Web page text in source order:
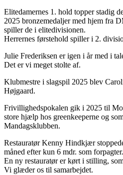
Elitedamernes 1. hold topper stadig
2025 bronzemedaljer med hjem fra
spiller de i elitedivisionen.
Herrernes førstehold spiller i 2.
Julie Frederiksen er igen i år med i
Det er vi meget stolte af.
Klubmestre i slagspil 2025 blev
Højgaard.
Frivillighedspokalen gik i 2025 til
store hjælp hos greenkeeperne og
Mandagsklubben.
Restauratør Kenny Hindkjær
måned efter kun 6 mdr. som forpagter.
En ny restauratør er kørt i stilling,
Vi glæder os til samarbejdet.